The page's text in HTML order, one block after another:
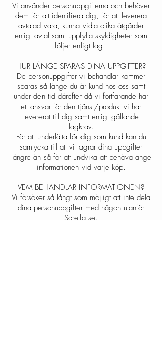
Vi använder personuppgifterna och behöver
dem för att identifiera dig, för att leverera
avtalad vara, kunna vidta olika åtgärder
enligt avtal samt uppfylla skyldigheter som
följer enligt lag.
HUR LÄNGE SPARAS DINA UPPGIFTER?
De personuppgifter vi behandlar kommer
sparas så länge du är kund hos oss samt
under den tid därefter då vi fortfarande har
ett ansvar för den tjänst/produkt vi har
levererat till dig samt enligt gällande
lagkrav.
För att underlätta för dig som kund kan du
samtycka till att vi lagrar dina uppgifter
längre än så för att undvika att behöva ange
informationen vid varje köp.
VEM BEHANDLAR INFORMATIONEN?​
Vi försöker så långt som möjligt att inte dela
dina personuppgifter med någon utanför
Sorella.se.